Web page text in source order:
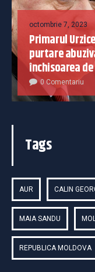
octombrie 7, 2023
Primarul
purtare
închisoarea
0 Comentariu
Tags
AUR CALIN
MAIA SANDU
REPUBLICA MOLDOVA